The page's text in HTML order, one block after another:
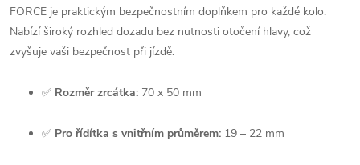
FORCE je praktickým bezpečnostním doplňkem pro každé kolo.
Nabízí široký rozhled dozadu bez nutnosti otočení hlavy, což
zvyšuje vaši bezpečnost při jízdě.
✅ Rozměr zrcátka: 70 x 50 mm
✅ Pro řídítka s vnitřním průměrem: 19 – 22 mm